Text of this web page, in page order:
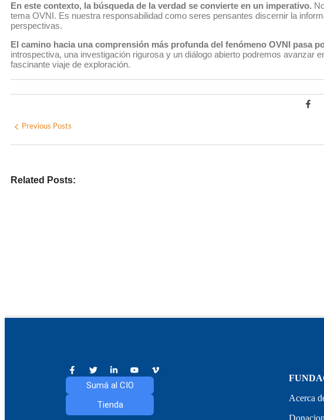
En este contexto, la búsqueda de la verdad se convierte en un imperativo.
tema OVNI. Es nuestra responsabilidad como seres pensantes discernir la
perspectivas.
El camino hacia una comprensión más profunda del fenómeno OVNI pasa
introspectiva, una investigación rigurosa y un diálogo abierto podremos avanzar
fascinante viaje de exploración.
Previous Posts
Related Posts:
Sumá al CIO
Tienda
Acerca